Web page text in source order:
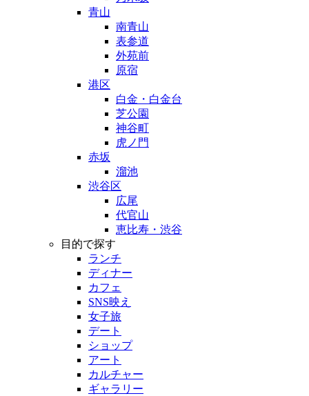
青山
南青山
表参道
外苑前
原宿
港区
白金・白金台
芝公園
神谷町
虎ノ門
赤坂
溜池
渋谷区
広尾
代官山
恵比寿・渋谷
目的で探す
ランチ
ディナー
カフェ
SNS映え
女子旅
デート
ショップ
アート
カルチャー
ギャラリー